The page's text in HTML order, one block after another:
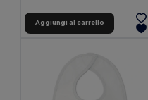
Aggiungi al carrello